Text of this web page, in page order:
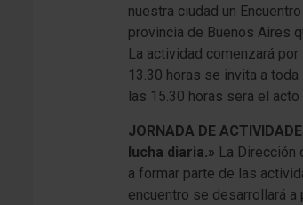
nuestra ciudad un
provincia de Buenos Aires
La actividad comenzará
13.30 horas se invita a
las 15.30 horas será el
JORNADA DE
lucha diaria.» La Dirección
a formar parte de las
encuentro se desarrollará